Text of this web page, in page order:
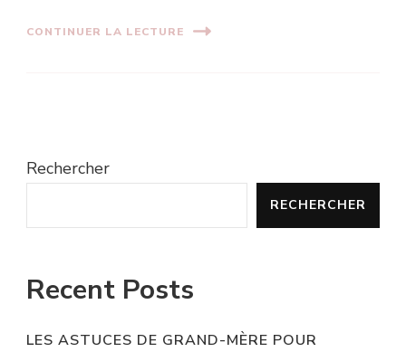
CONTINUER LA LECTURE
Rechercher
RECHERCHER
Recent Posts
LES ASTUCES DE GRAND-MÈRE POUR